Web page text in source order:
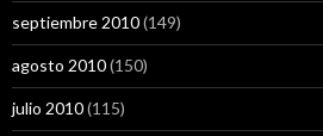
septiembre 2010(149)
agosto 2010(150)
julio 2010(115)